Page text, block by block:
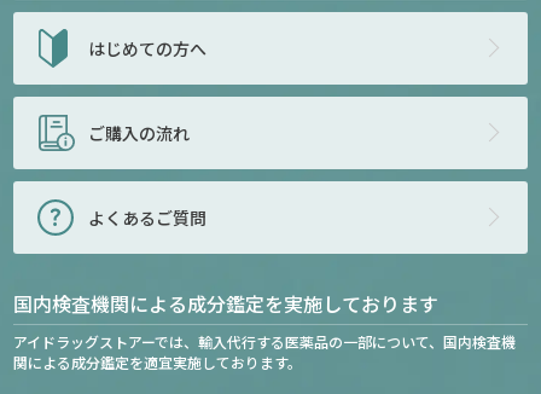
はじめての方へ
ご購入の流れ
よくあるご質問
国内検査機関による成分鑑定を実施しております
アイドラッグストアーでは、輸入代行する医薬品の一部について、国内検査機
関による成分鑑定を適宜実施しております。